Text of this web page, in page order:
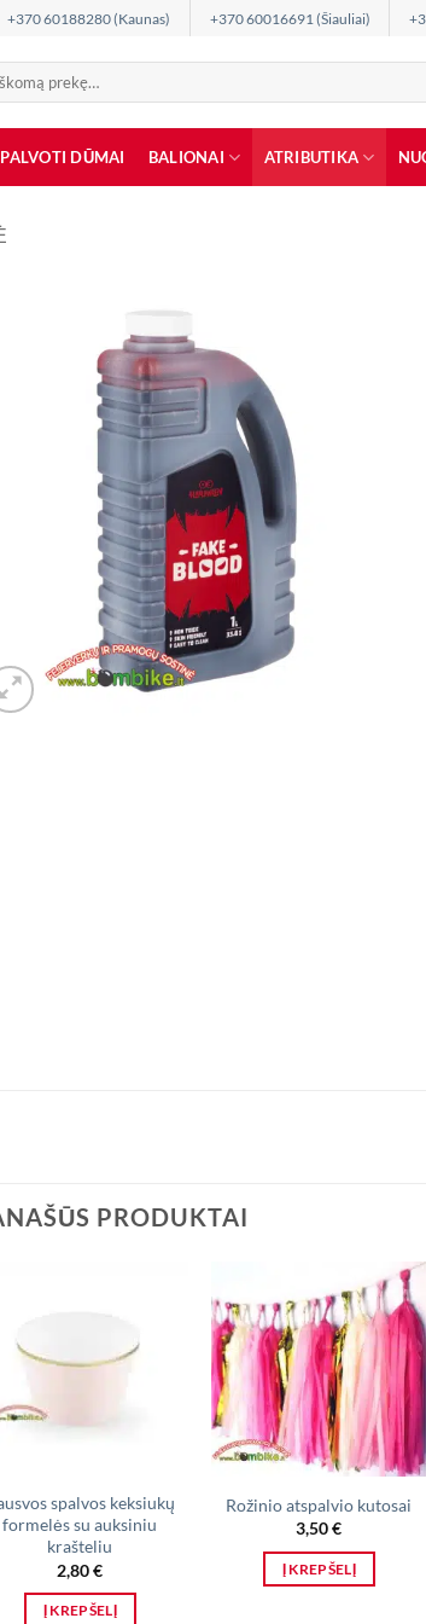
+370 60188280 (Kaunas) +370 60016691 (Šiauliai)
DŪMAI BALIONAI ATRIBUTIKA
PRODUKTAI
spalvos keksiukų
formelės su auksiniu
krašteliu
2,80€
Į KREPŠELĮ
Rožinio atspalvio kutosai
3,50€
Į KREPŠELĮ